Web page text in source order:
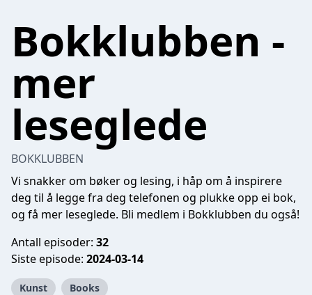
Bokklubben -
mer
leseglede
BOKKLUBBEN
Vi snakker om bøker og lesing, i håp om å inspirere
deg til å legge fra deg telefonen og plukke opp ei bok,
og få mer leseglede. Bli medlem i Bokklubben du også!
Antall episoder: 32
Siste episode: 2024-03-14
Kunst Books